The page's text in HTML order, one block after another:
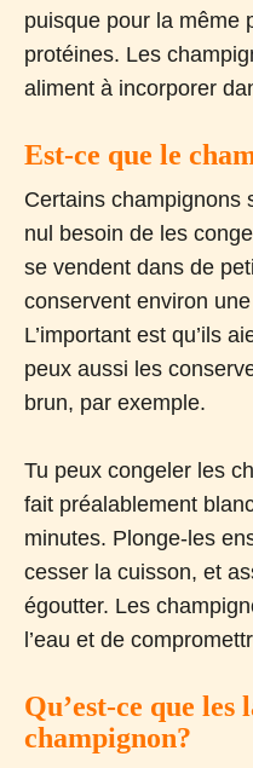
puisque pour la même
protéines. Les
aliment à incorporer
Est-ce que le
Certains champignons
nul besoin de les
se vendent dans de
conservent environ
L’important est qu’ils
peux aussi les
brun, par exemple.
Tu peux congeler les
fait préalablement
minutes. Plonge-les
cesser la cuisson, et
égoutter. Les
l’eau et de
Qu’est-ce que les
champignon?